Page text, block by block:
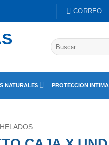
CORREO
Buscar
por:
NATURALES PROTECCION INTIMA
HELADOS